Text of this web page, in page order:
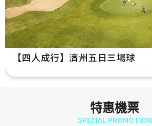
【四人成行】濟州五日三場球
特惠機票
SPECIAL PROMOTION